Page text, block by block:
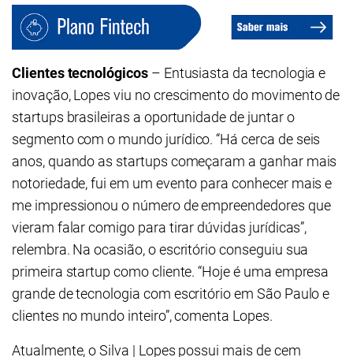
Clientes tecnológicos– Entusiasta da tecnologia e
inovação, Lopes viu no crescimento do movimento de
startups brasileiras a oportunidade de juntar o
segmento com o mundo jurídico. “Há cerca de seis
anos, quando as startups começaram a ganhar mais
notoriedade, fui em um evento para conhecer mais e
me impressionou o número de empreendedores que
vieram falar comigo para tirar dúvidas jurídicas”,
relembra. Na ocasião, o escritório conseguiu sua
primeira startup como cliente. “Hoje é uma empresa
grande de tecnologia com escritório em São Paulo e
clientes no mundo inteiro”, comenta Lopes.
Atualmente, o Silva | Lopes possui mais de cem